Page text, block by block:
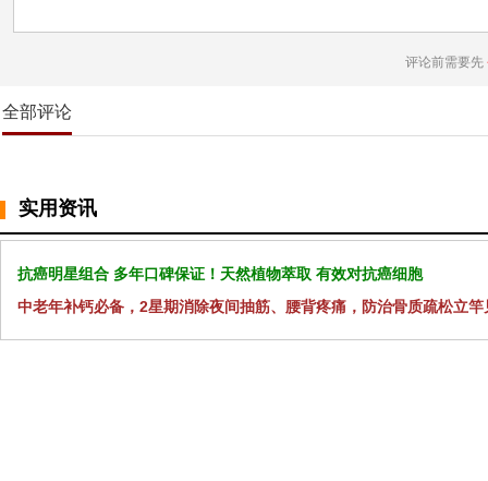
评论前需要先
全部评论
实用资讯
抗癌明星组合 多年口碑保证！天然植物萃取 有效对抗癌细胞
中老年补钙必备，2星期消除夜间抽筋、腰背疼痛，防治骨质疏松立竿